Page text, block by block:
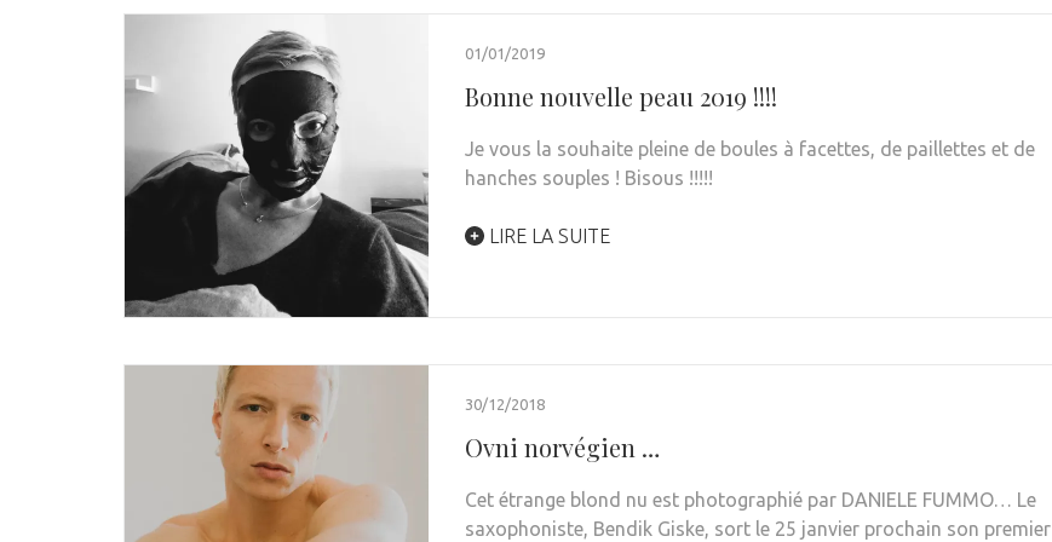
01/01/2019
Bonne nouvelle peau 2019 !!!!
Je vous la souhaite pleine de boules à facettes, de paillettes et de
hanches souples ! Bisous !!!!!
LIRE LA SUITE
30/12/2018
Ovni norvégien …
Cet étrange blond nu est photographié par DANIELE FUMMO… Le
saxophoniste, Bendik Giske, sort le 25 janvier prochain son premier